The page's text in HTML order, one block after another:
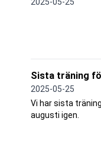
Sista träning
2025-05-25
Vi har sista
augusti igen.